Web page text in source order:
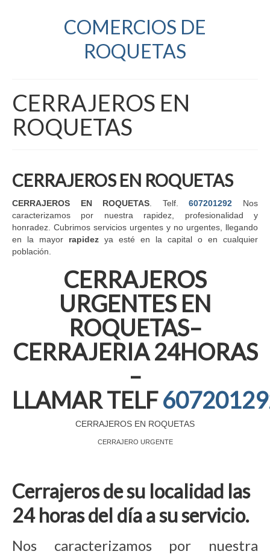
COMERCIOS DE
ROQUETAS
CERRAJEROS EN
ROQUETAS
CERRAJEROS EN ROQUETAS
CERRAJEROS EN ROQUETAS . Telf.607201292 Nos
caracterizamos por nuestra rapidez, profesionalidad y
honradez. Cubrimos servicios urgentes y no urgentes, llegando
en la mayor rapidez ya esté en la capital o en cualquier
población.
CERRAJEROS
URGENTES EN
ROQUETAS–
CERRAJERIA 24HORAS
–
LLAMAR TELF
CERRAJEROS EN ROQUETAS
CERRAJERO URGENTE
Cerrajeros de su localidad las
24 horas del día a su servicio.
Nos caracterizamos por nuestra